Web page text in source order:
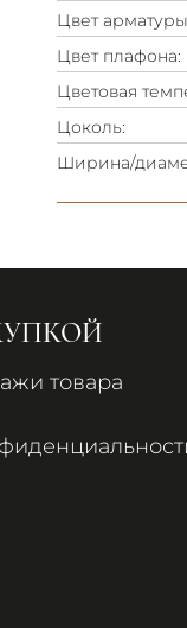
Цвет
Цвет плафона:
Цветовая
Цоколь:
Ширина/
товара